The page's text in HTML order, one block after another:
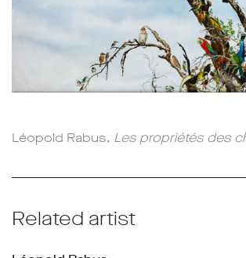
Léopold Rabus, Les propriétés des
Related artist